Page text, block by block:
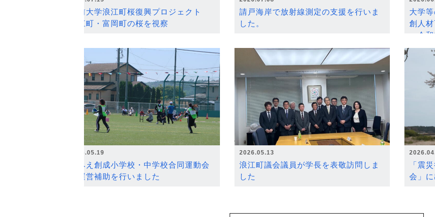
弘前大学浪江町桜復興プロジェクト
浪江町・富岡町の桜を視察
請戸海岸で放射線測定の支援を行いま
した。
大学
創人
～令
2026.05.19
なみえ創成小学校・中学校合同運動会
の運営補助を行いました
2026.05.13
浪江町議会議員が学長を表敬訪問しま
した
「震
会」